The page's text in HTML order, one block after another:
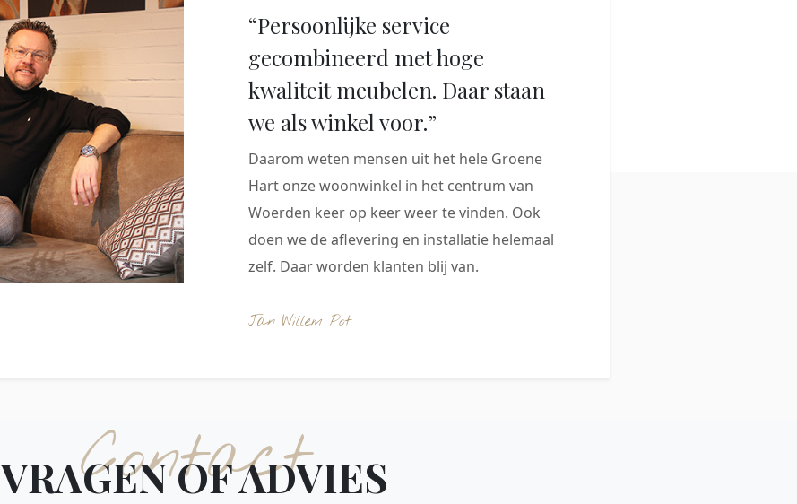
“Persoonlijke service
gecombineerd met hoge
kwaliteit meubelen. Daar staan
we als winkel voor.”
Daarom weten mensen uit het hele Groene
Hart onze woonwinkel in het centrum van
Woerden keer op keer weer te vinden. Ook
doen we de aflevering en installatie helemaal
zelf. Daar worden klanten blij van.
Jan Willem Pot
Contact
VRAGEN OF ADVIES